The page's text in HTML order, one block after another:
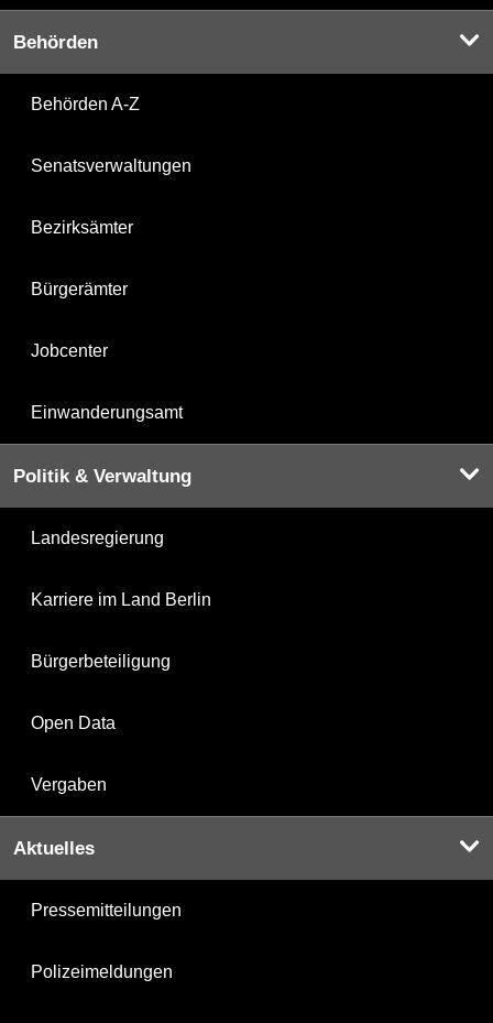
Behörden
Behörden A-Z
Senatsverwaltungen
Bezirksämter
Bürgerämter
Jobcenter
Einwanderungsamt
Politik & Verwaltung
Landesregierung
Karriere im Land Berlin
Bürgerbeteiligung
Open Data
Vergaben
Aktuelles
Pressemitteilungen
Polizeimeldungen